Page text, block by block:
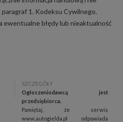
1. Kodeksu Cywilnego.
ewentualne błędy lub nieaktualność
SZCZEGÓŁY
Ogłoszeniodawcą jest
przedsiębiorca.
Pamiętaj, że serwis
www.autogielda.pl odpowiada